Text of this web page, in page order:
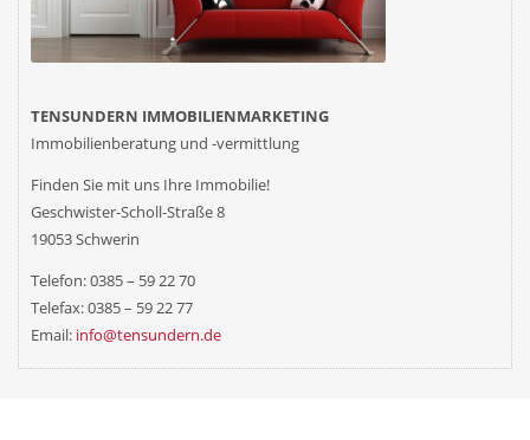
TENSUNDERN IMMOBILIENMARKETING
Immobilienberatung und -vermittlung
Finden Sie mit uns Ihre Immobilie!
Geschwister-Scholl-Straße 8
19053 Schwerin
Telefon: 0385 – 59 22 70
Telefax: 0385 – 59 22 77
Email: info@tensundern.de